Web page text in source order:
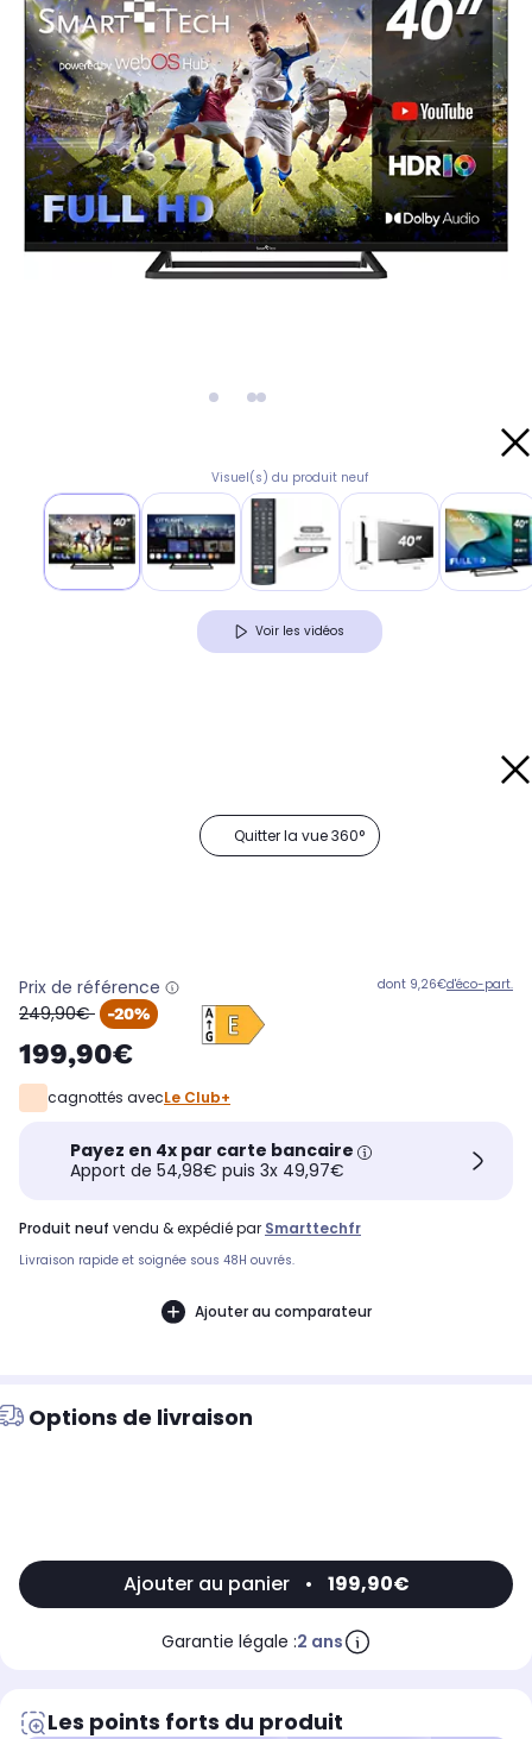
Visuel(s) du produit neuf
Voir les vidéos
Quitter la vue 360°
Prix de référence
oldPrice
249,90€ -20%
199,90€
dont 9,26€d'éco-part.
cagnottés avecLe Club+
Payez en 4x par carte bancaire
Apport de 54,98€ puis 3x 49,97€
produit neuf vendu & expédié par Smarttechfr
Livraison rapide et soignée sous 48H ouvrés.
Ajouter au comparateur
Options de livraison
Ajouter au panier • 199,90€
Garantie légale :2 ans
Les points forts du produit